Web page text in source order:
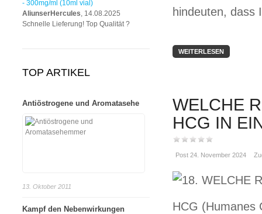
hindeuten, dass
WEITERLESEN
WELCHE
HCG IN
Post 24. November 2024
HCG (Humanes
- 300mg/ml (10ml vial)
AliunserHercules, 14.08.2025
Schnelle Lieferung! Top Qualität ?
TOP ARTIKEL
Antiöstrogene und Aromatasehe
13. Oktober 2011
Kampf den Nebenwirkungen